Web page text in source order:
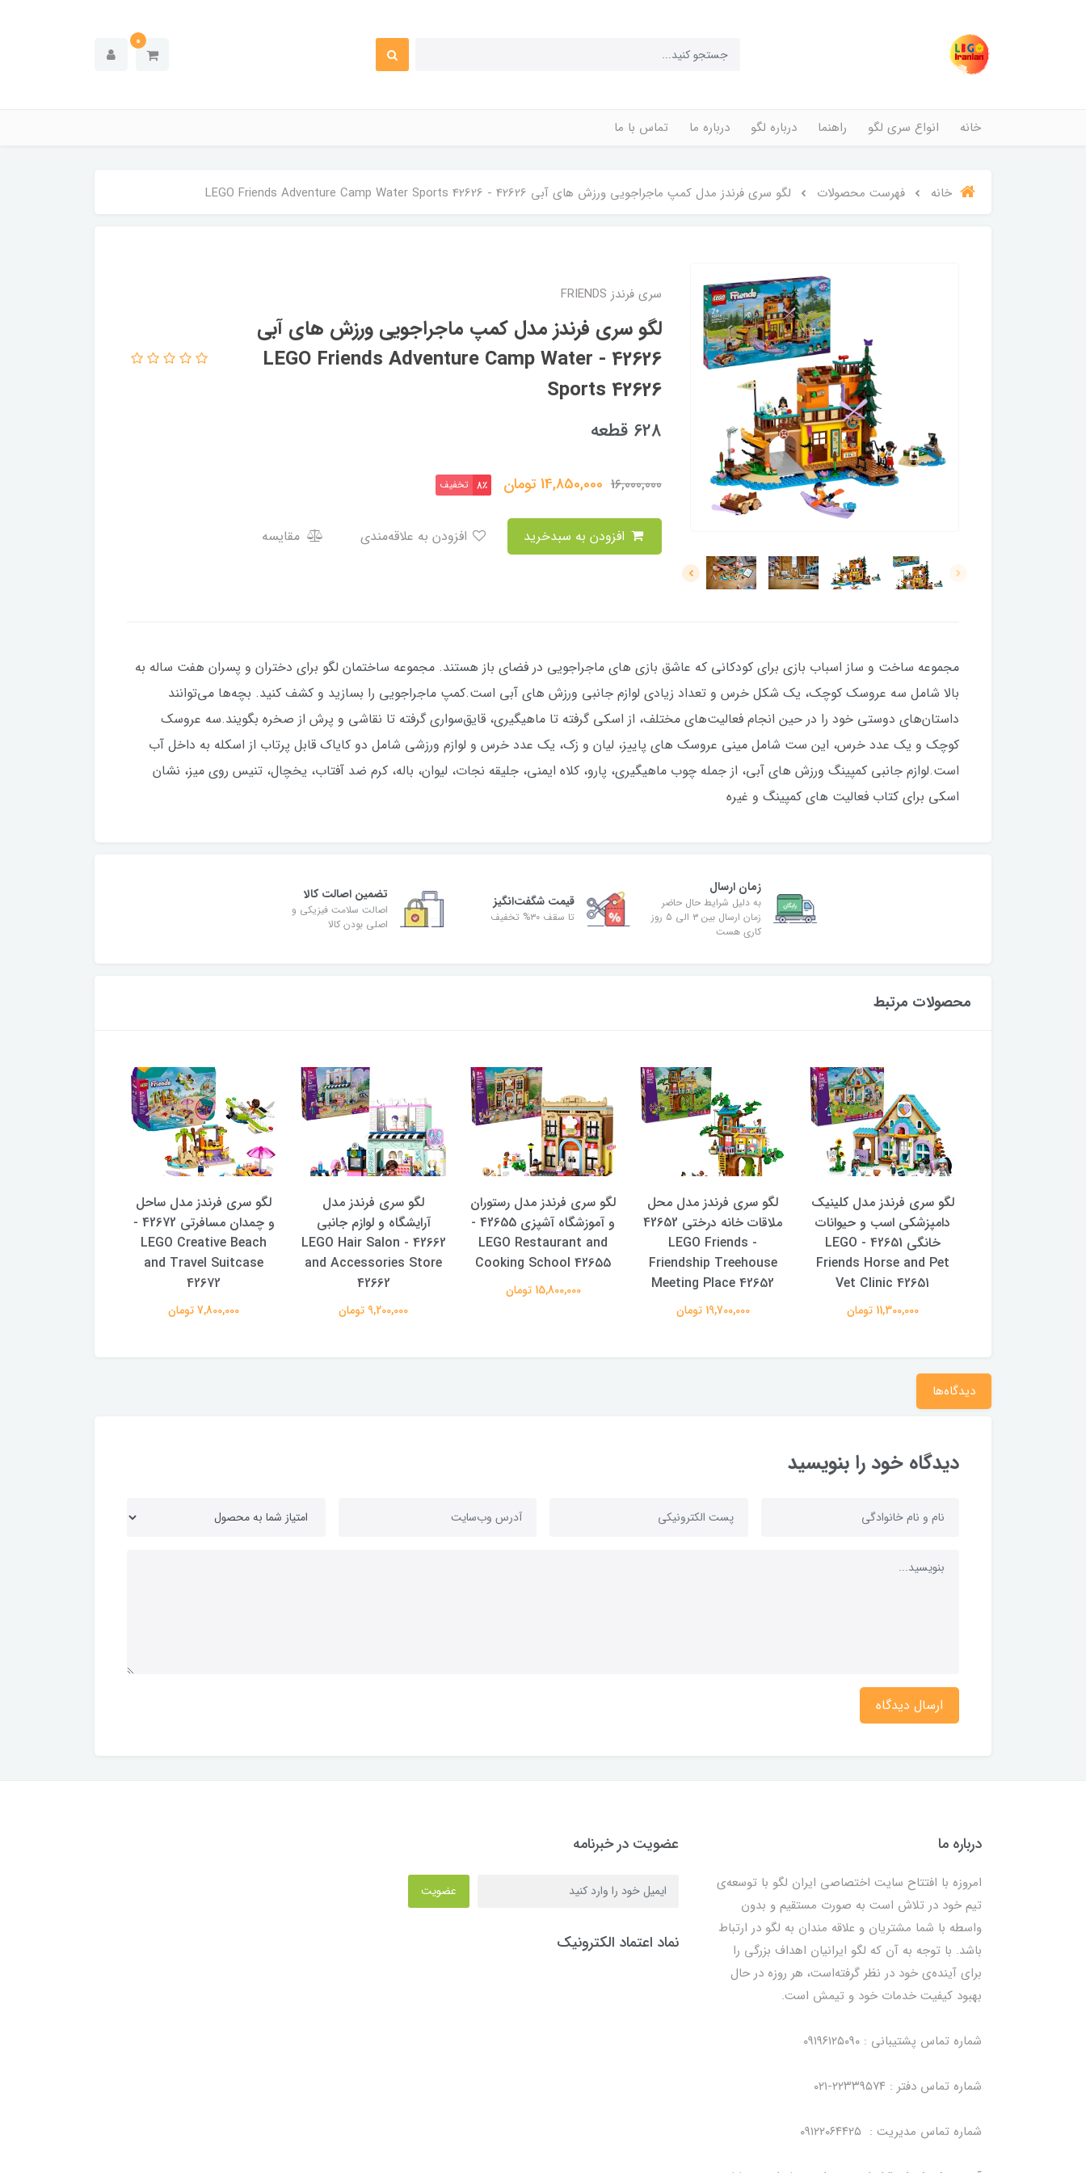
0
خانه انواع سری لگو راهنما درباره لگو درباره ما تماس با ما
خانه فهرست محصولات لگو سری فرندز مدل کمپ ماجراجویی ورزش های آبی 42626 - LEGO Friends Adventure Camp Water Sports 42626
سری فرندز FRIENDS
لگو سری فرندز مدل کمپ ماجراجویی ورزش های آبی
42626 - LEGO Friends Adventure Camp Water
Sports 42626
628 قطعه
16,000,000
14,850,000تومان 8٪ تخفیف
مقایسه
مجموعه ساخت و ساز اسباب بازی برای کودکانی که عاشق بازی های ماجراجویی در فضای باز هستند. مجموعه ساختمان لگو برای دختران و پسران هفت ساله به
بالا شامل سه عروسک کوچک، یک شکل خرس و تعداد زیادی لوازم جانبی ورزش های آبی است.کمپ ماجراجویی را بسازید و کشف کنید. بچه‌ها می‌توانند
داستان‌های دوستی خود را در حین انجام فعالیت‌های مختلف، از اسکی گرفته تا ماهیگیری، قایق‌سواری گرفته تا نقاشی و پرش از صخره بگویند.سه عروسک
کوچک و یک عدد خرس، این ست شامل مینی عروسک های پاییز، لیان و زک، یک عدد خرس و لوازم ورزشی شامل دو کایاک قابل پرتاب از اسکله به داخل آب
است.لوازم جانبی کمپینگ ورزش های آبی، از جمله چوب ماهیگیری، پارو، کلاه ایمنی، جلیقه نجات، لیوان، باله، کرم ضد آفتاب، یخچال، تنیس روی میز، نشان
اسکی برای کتاب فعالیت های کمپینگ و غیره
زمان ارسال
به دلیل شرایط حال حاضر
زمان ارسال بین ۳ الی ۵ روز
کاری هست
قیمت شگفت‌انگیز
تا سقف ۳۰% تخفیف
تضمین اصالت کالا
اصالت سلامت فیزیکی و
اصلی بودن کالا
محصولات مرتبط
لگو سری فرندز مدل کلینیک
دامپزشکی اسب و حیوانات
خانگی 42651 - LEGO
Friends Horse and Pet
Vet Clinic 42651
11,300,000 تومان
لگو سری فرندز مدل محل
ملاقات خانه درختی 42652
- LEGO Friends
Friendship Treehouse
Meeting Place 42652
19,700,000 تومان
لگو سری فرندز مدل رستوران
و آموزشگاه آشپزی 42655 -
LEGO Restaurant and
Cooking School 42655
15,800,000 تومان
لگو سری فرندز مدل
آرایشگاه و لوازم جانبی
42662 - LEGO Hair Salon
and Accessories Store
42662
9,200,000 تومان
لگو سری فرندز مدل ساحل
و چمدان مسافرتی 42672 -
LEGO Creative Beach
and Travel Suitcase
42672
7,800,000 تومان
دیدگاه‌ها
دیدگاه خود را بنویسید
ارسال دیدگاه
درباره ما
امروزه با افتتاح سایت اختصاصی ایران لگو با توسعه‌ی
تیم خود در تلاش است به صورت مستقیم و بدون
واسطه با شما مشتریان و علاقه مندان به لگو در ارتباط
باشد. با توجه به آن که لگو ایرانیان اهداف بزرگی را
برای آینده‌ی خود در نظر گرفته‌است، هر روزه در حال
بهبود کیفیت خدمات خود و تیمش است.
شماره تماس پشتیبانی : ۰۹۱۹۶۱۲۵۰۹۰
شماره تماس دفتر : ۲۲۳۳۹۵۷۴-۰۲۱
شماره تماس مدیریت : ۰۹۱۲۲۰۶۴۴۲۵
عضویت در خبرنامه
عضویت
نماد اعتماد الکترونیک